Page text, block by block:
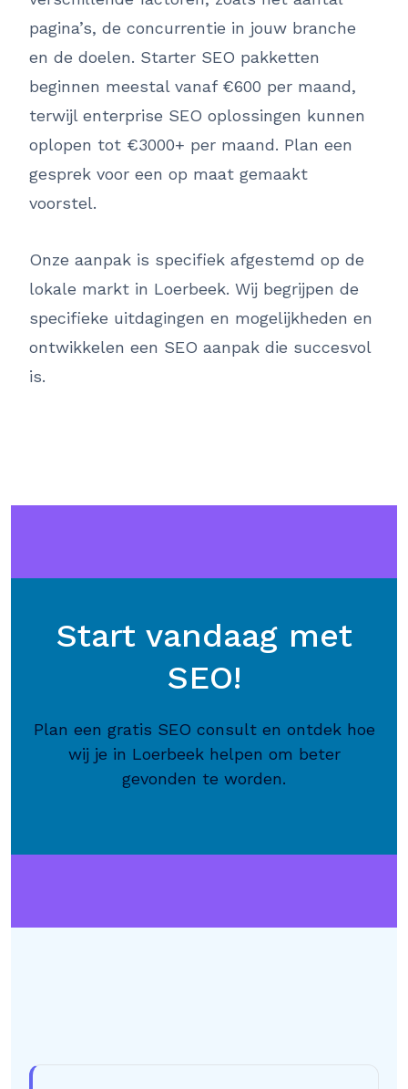
pagina’s, de concurrentie in jouw branche
en de doelen. Starter SEO pakketten
beginnen meestal vanaf €600 per maand,
terwijl enterprise SEO oplossingen kunnen
oplopen tot €3000+ per maand. Plan een
gesprek voor een op maat gemaakt
voorstel.
Onze aanpak is specifiek afgestemd op de
lokale markt in Loerbeek. Wij begrijpen de
specifieke uitdagingen en mogelijkheden en
ontwikkelen een SEO aanpak die succesvol
is.
Start vandaag met
SEO!
Plan een gratis SEO consult en ontdek hoe
wij je in Loerbeek helpen om beter
gevonden te worden.